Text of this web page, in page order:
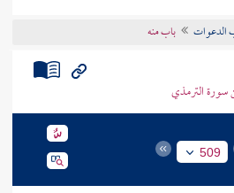
الدعوات باب منه
الترمذي
509